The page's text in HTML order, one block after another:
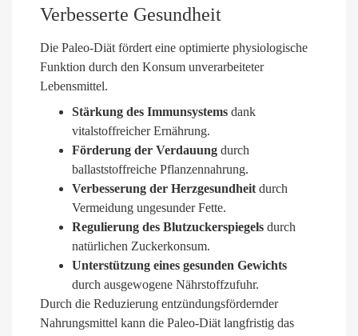
Verbesserte Gesundheit
Die Paleo-Diät fördert eine optimierte physiologische
Funktion durch den Konsum unverarbeiteter
Lebensmittel.
Stärkung des Immunsystems dank
vitalstoffreicher Ernährung.
Förderung der Verdauung durch
ballaststoffreiche Pflanzennahrung.
Verbesserung der Herzgesundheit durch
Vermeidung ungesunder Fette.
Regulierung des Blutzuckerspiegels durch
natürlichen Zuckerkonsum.
Unterstützung eines gesunden Gewichts
durch ausgewogene Nährstoffzufuhr.
Durch die Reduzierung entzündungsfördernder
Nahrungsmittel kann die Paleo-Diät langfristig das